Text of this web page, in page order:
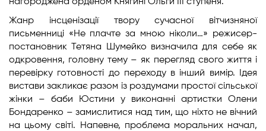
Жанр інсценізації твору сучасної вітчизняної
письменниці «Не плачте за мною ніколи…» режисер-
постановник Тетяна Шумейко визначила для себе як
одкровення, головну тему – як перегляд свого життя і
перевірку готовності до переходу в інший вимір. Ідея
вистави закликає разом із роздумами простої сільської
жінки – баби Юстини у виконанні артистки Олени
Бондаренко – замислитися над тим, що ніхто не вічний
на цьому світі. Напевне, проблема моральних начал,